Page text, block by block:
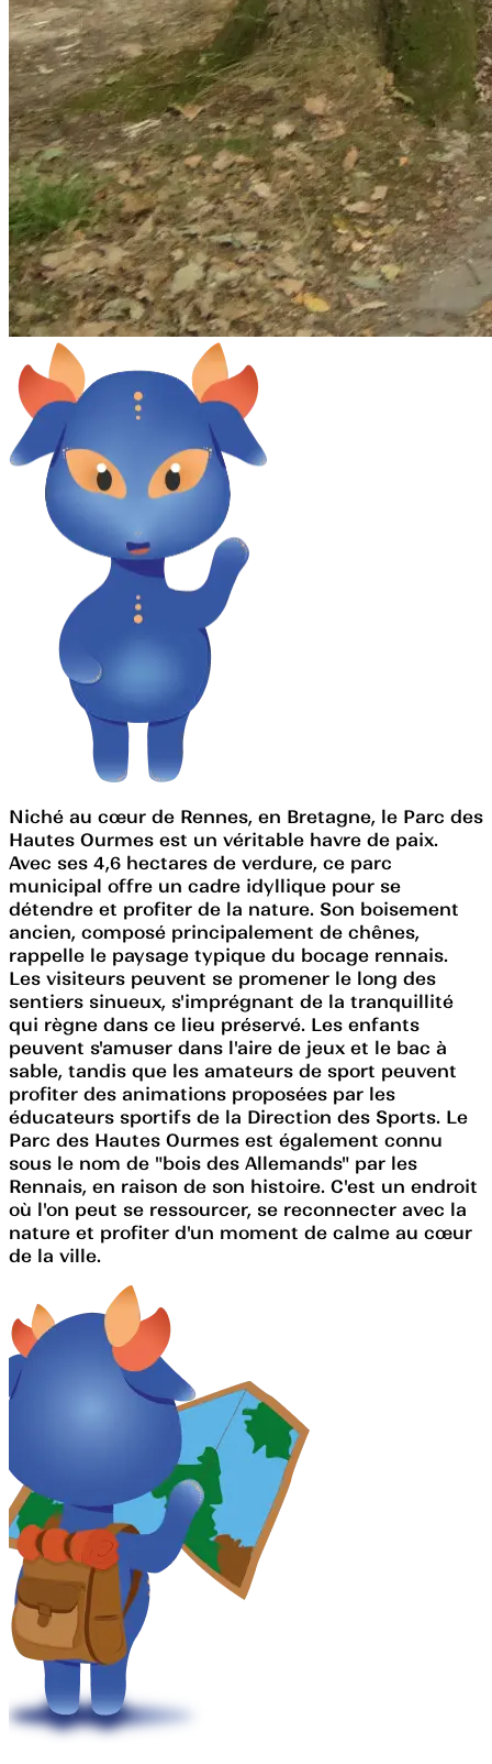
Niché au cœur de Rennes, en Bretagne, le Parc des
Hautes Ourmes est un véritable havre de paix.
Avec ses 4,6 hectares de verdure, ce parc
municipal offre un cadre idyllique pour se
détendre et profiter de la nature. Son boisement
ancien, composé principalement de chênes,
rappelle le paysage typique du bocage rennais.
Les visiteurs peuvent se promener le long des
sentiers sinueux, s'imprégnant de la tranquillité
qui règne dans ce lieu préservé. Les enfants
peuvent s'amuser dans l'aire de jeux et le bac à
sable, tandis que les amateurs de sport peuvent
profiter des animations proposées par les
éducateurs sportifs de la Direction des Sports. Le
Parc des Hautes Ourmes est également connu
sous le nom de "bois des Allemands" par les
Rennais, en raison de son histoire. C'est un endroit
où l'on peut se ressourcer, se reconnecter avec la
nature et profiter d'un moment de calme au cœur
de la ville.